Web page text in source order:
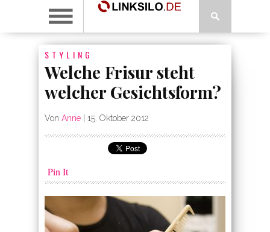
STYLING
Welche Frisur steht
welcher Gesichtsform?
Von Anne 15. Oktober 2012
Pin It